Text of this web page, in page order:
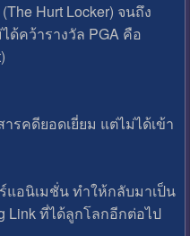
Hurt Locker) จนถึง
ด้คว้ารางวัล PGA คือ
รคดียอดเยี่ยม แต่ไม่ได้เข้า
แอนิเมชั่น ทำให้กลับมาเป็น
Link ที่ได้ลูกโลกอีกต่อไป